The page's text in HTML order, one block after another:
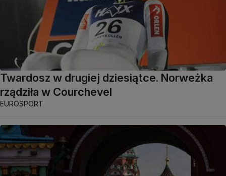
Twardosz w drugiej dziesiątce. Norweżka
rządziła w Courchevel
EUROSPORT